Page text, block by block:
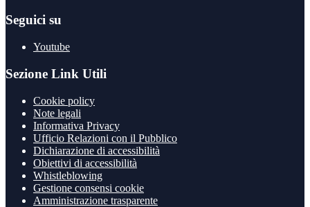
Seguici su
Youtube
Sezione Link Utili
Cookie policy
Note legali
Informativa Privacy
Ufficio Relazioni con il Pubblico
Dichiarazione di accessibilità
Obiettivi di accessibilità
Whistleblowing
Gestione consensi cookie
Amministrazione trasparente